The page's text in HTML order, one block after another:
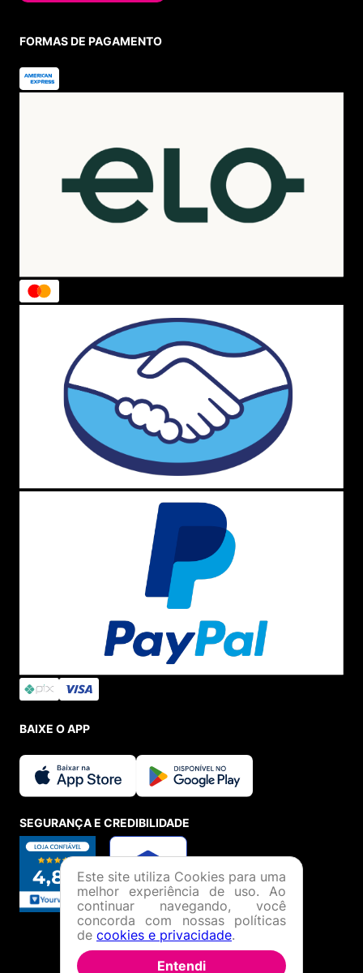
FORMAS DE PAGAMENTO
BAIXE O APP
SEGURANÇA E CREDIBILIDADE
Este site utiliza Cookies para uma
melhor experiência de uso. Ao
continuar navegando, você
concorda com nossas políticas
de cookies e privacidade.
Entendi